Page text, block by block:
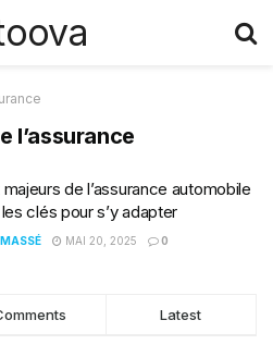
l’assurance
de l’assurance automobile
clés pour s’y adapter
MAI 20, 2025 0
Latest